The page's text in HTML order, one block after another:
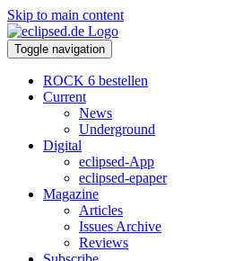
Skip to main content
Toggle navigation
ROCK 6 bestellen
Current
News
Underground
Digital
eclipsed-App
eclipsed-epaper
Magazine
Articles
Issues Archive
Reviews